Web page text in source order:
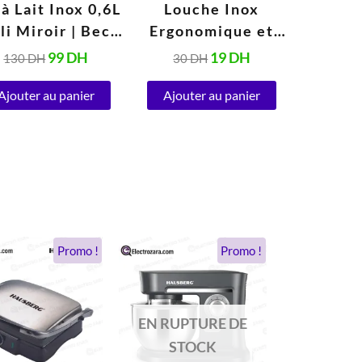
Lait Inox 0,6L
Miroir | Bec
Précis,
et
130DH 99DH
au panier
Louche Inox
Ergonomique et
Élégante |
Nettoyer et
30DH 19DH
Ajouter au panier
Promo !
initial
était :
962 DH.
Le
prix
est :
448 DH.
Promo !
EN RUPTURE DE
STOCK
prix
était :
1.038 DH.
Le
prix
actuel
est :
694 DH.